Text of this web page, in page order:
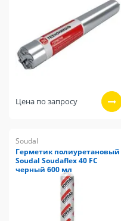
Цена по запросу
Soudal
Герметик полиуретановый
Soudal Soudaflex 40 FC
черный 600 мл